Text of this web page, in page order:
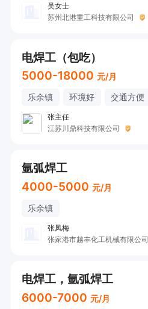
吴女士
苏州北港重工科技有限公司
电焊工（包吃）
5000-18000 元/月
乐余镇 环境好 交通方便
张主任
江苏川鼎科技有限公司
氩弧焊工
4000-5000 元/月
乐余镇
张凤梅
张家港市越丰化工机械有限公司
电焊工，氩弧焊工
6000-7000 元/月